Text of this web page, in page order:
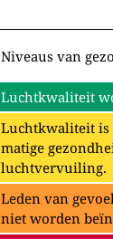
Niveaus van
Luchtkwaliteit
Luchtkwaliteit is
matige
luchtvervuiling.
Leden van
niet worden